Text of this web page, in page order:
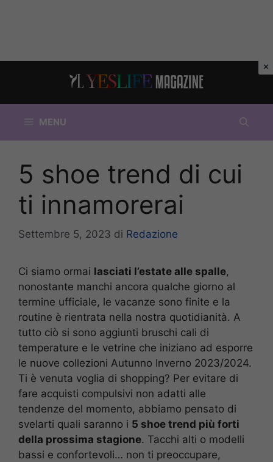
MENU
5 shoe trend di cui
ti innamorerai
Settembre 5, 2023 di Redazione
Ci siamo ormai lasciati l’estate alle spalle,
nonostante manchi ancora qualche giorno al
termine ufficiale, le vacanze sono finite e la
routine è rientrata nella nostra quotidianità. A
tutto ciò si sono aggiunti bruschi cali di
temperature e le vetrine che iniziano ad esporre
le nuove collezioni Autunno Inverno 2023/2024.
Ti è venuta voglia di shopping? Per evitare di
fare acquisti compulsivi non adatti alle
tendenze del momento, abbiamo pensato di
svelarti quali saranno i 5 shoe trend più forti
della prossima stagione. Tacchi alti o modelli
bassi e confortevoli… non ti preoccupare,